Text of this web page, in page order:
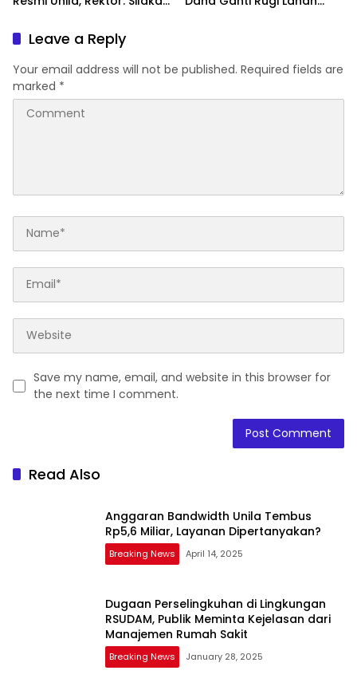
Leave a Reply
Your email address will not be published. Required fields are
marked *
Save my name, email, and website in this browser for
the next time I comment.
Read Also
Anggaran Bandwidth Unila Tembus
Rp5,6 Miliar, Layanan Dipertanyakan?
Breaking News April 14, 2025
Dugaan Perselingkuhan di Lingkungan
RSUDAM, Publik Meminta Kejelasan dari
Manajemen Rumah Sakit
Breaking News January 28, 2025